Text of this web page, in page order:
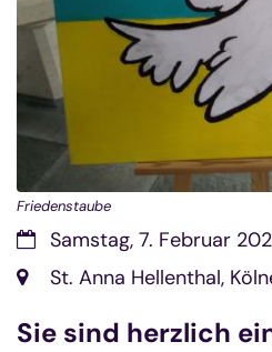
Friedenstaube
Datum:Samstag, 7. Februar
Ort:St. Anna Hellenthal,
Sie sind herzlich